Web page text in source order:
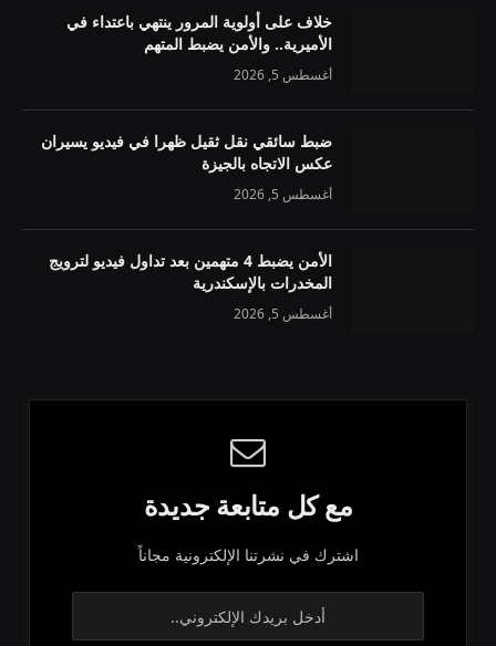
خلاف على أولوية المرور ينتهي باعتداء في
الأميرية.. والأمن يضبط المتهم
أغسطس 5, 2026
ضبط سائقي نقل ثقيل ظهرا في فيديو يسيران
عكس الاتجاه بالجيزة
أغسطس 5, 2026
الأمن يضبط 4 متهمين بعد تداول فيديو لترويج
المخدرات بالإسكندرية
أغسطس 5, 2026
مع كل متابعة جديدة
اشترك في نشرتنا الإلكترونية مجاناً